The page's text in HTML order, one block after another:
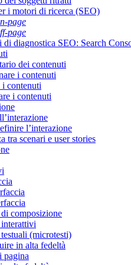
i motori di ricerca (SEO)
page
page
di diagnostica SEO: Search
dei contenuti
i contenuti
contenuti
i contenuti
l’interazione
tra scenari e user stories
composizione
(microtesti)
in alta fedeltà
pagina